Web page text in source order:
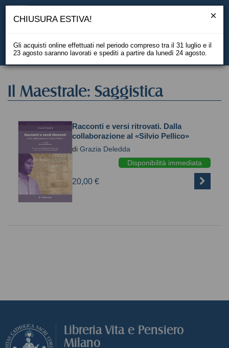
EN
Il Maestrale: Saggistica
Racconti e versi ritrovati. Dalla
collaborazione al «Silvio Pellico»
di Grazia Deledda
Disponibilità immediata
20,00 €
Libreria Vita e Pensiero
Milano
CHIUSURA ESTIVA!
Gli acquisti online effettuati nel periodo compreso tra il 31 luglio e il
23 agosto saranno lavorati e spediti a partire da lunedì 24 agosto.